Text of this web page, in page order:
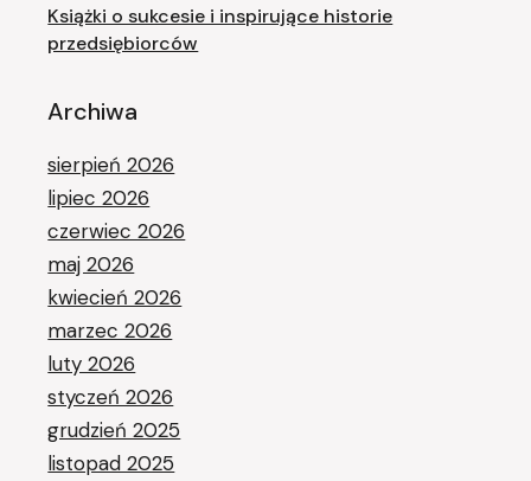
Książki o sukcesie i inspirujące historie
przedsiębiorców
Archiwa
sierpień 2026
lipiec 2026
czerwiec 2026
maj 2026
kwiecień 2026
marzec 2026
luty 2026
styczeń 2026
grudzień 2025
listopad 2025